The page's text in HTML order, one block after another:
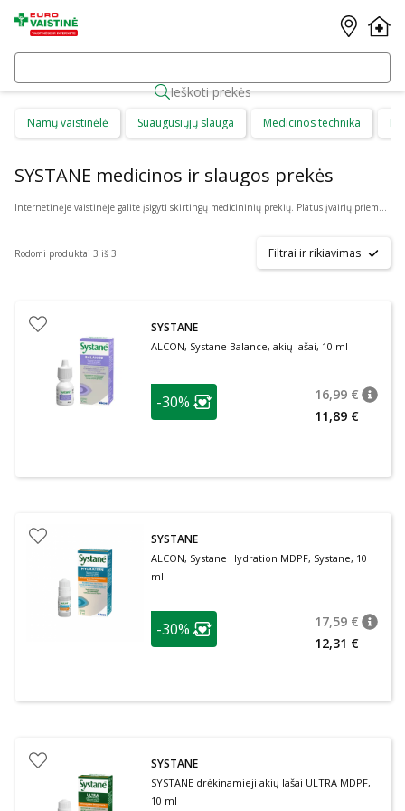
Ieškoti prekės
Namų vaistinėlė Suaugusiųjų slauga Medicinos technika
SYSTANE medicinos ir slaugos prekės
Internetinėje vaistinėje galite įsigyti skirtingų medicininių prekių. Platus įvairių priemonių ir technikos pasirinkimas leis visiems pirkėjams lengviau rasti tai, ko jie ieško. Šioje prekių kategorijoje yra daugybė skirtingų medicinos priemonių ir priedų, pradedant specialiais kremais ir pleistrais, baigiant kapsulėmis ar drėkinančiais akių lašais. Jeigu jums sunku apsispręsti, kurie produktai būtų geriausias ar tinkamiausias pasirinkimas, mūsų konsultantai gali jums patarti nuotoliniu būdu: internetu aktyviame pokalbio lange, el. paštu ar telefonu.
Rodomi produktai 3 iš 3 Filtrai ir rikiavimas
SYSTANE
ALCON, Systane Balance, akių lašai, 10 ml
patarimas
Lojalumo klubo narių nuolaida
-30% 16,99 €
11,89 €
SYSTANE
ALCON, Systane Hydration MDPF, Systane, 10
ml
patarimas
Lojalumo klubo narių nuolaida
-30% 17,59 €
12,31 €
SYSTANE
SYSTANE drėkinamieji akių lašai ULTRA MDPF,
10 ml